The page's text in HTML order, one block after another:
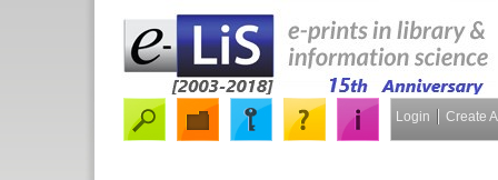
Login Create